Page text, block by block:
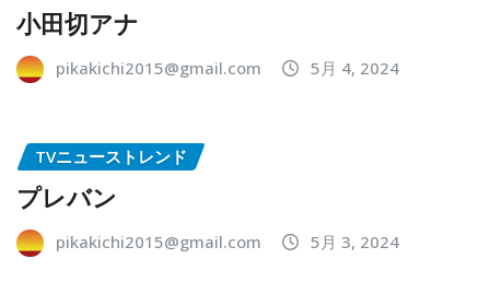
小田切アナ
pikakichi2015@gmail.com 5月 4, 2024
TVニューストレンド
プレバン
pikakichi2015@gmail.com 5月 3, 2024